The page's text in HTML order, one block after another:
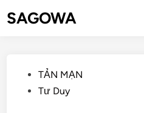
SAGOWA
TẢN MẠN
Tư Duy